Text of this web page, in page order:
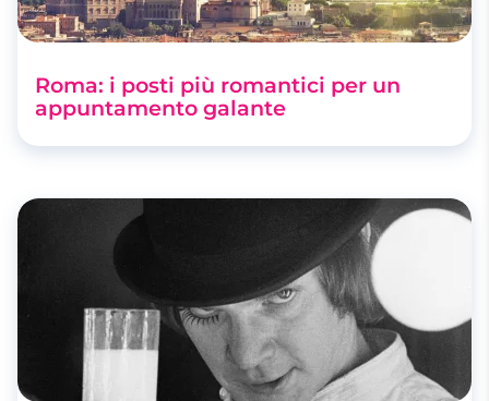
Roma: i posti più romantici per un
appuntamento galante